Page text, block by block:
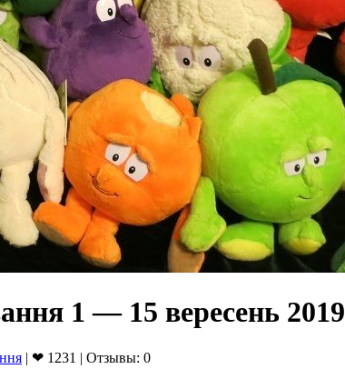
1 — 15 вересень 2019
| ❤ 1231 | Отзывы: 0